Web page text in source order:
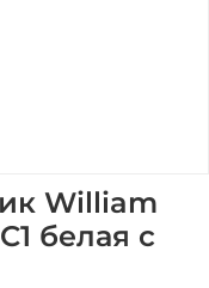
William
белая с